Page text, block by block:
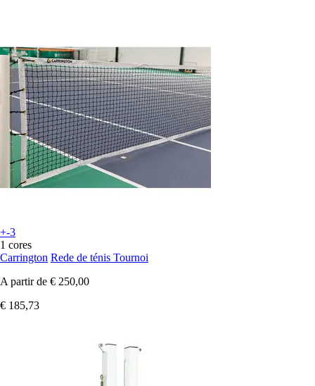
+-3
1 cores
Carrington Rede de ténis Tournoi
A partir de € 250,00
€ 185,73